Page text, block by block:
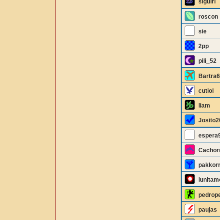
siguiri
roscon
sie
2pp
pili_52
cutiol
liam
pakkorr
paujas